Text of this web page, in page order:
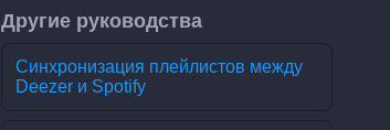
Другие руководства
Синхронизация плейлистов между
Deezer и Spotify